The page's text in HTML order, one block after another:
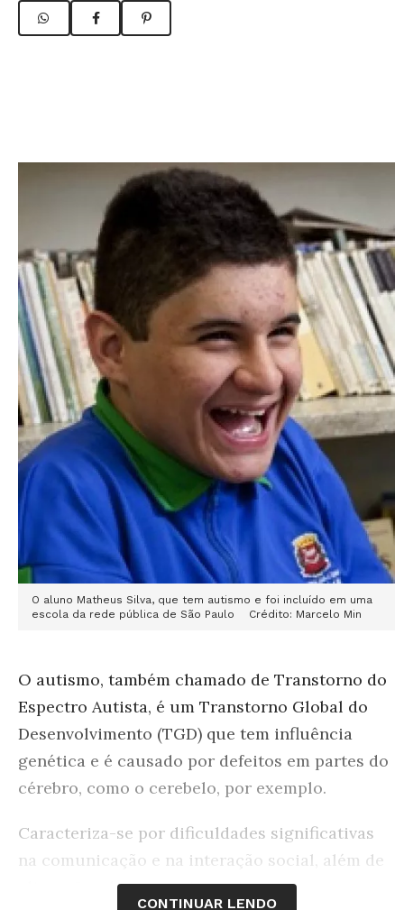
O aluno Matheus Silva, que tem autismo e foi incluído em uma
escola da rede pública de São Paulo Crédito: Marcelo Min
O autismo, também chamado de Transtorno do
Espectro Autista, é um Transtorno Global do
Desenvolvimento (TGD) que tem influência
genética e é causado por defeitos em partes do
cérebro, como o cerebelo, por exemplo.
Caracteriza-se por dificuldades significativas
na comunicação e na interação social, além de
alterações de comportamento, expressas
CONTINUAR LENDO